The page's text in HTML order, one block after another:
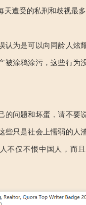
天遭受的私刑和歧视最多
认为是可以向同龄人炫
被涂鸦涂污，这些行为
的问题和坏蛋，请不要
些只是社会上懦弱的人
不仅不恨中国人，而